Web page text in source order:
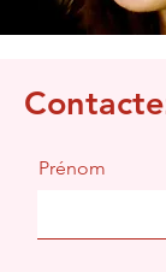
Prénom